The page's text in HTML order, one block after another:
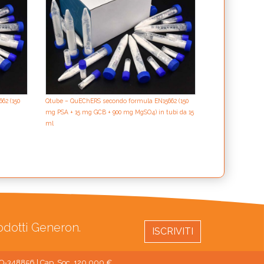
(150
Qtube – QuEChERS secondo formula EN15662 (150
mg PSA + 15 mg GCB + 900 mg MgSO4) in tubi da 15
ml
Generon. ISCRIVITI